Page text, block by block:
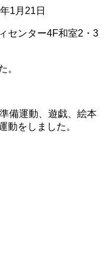
1月21日
センター4F和室2・3
。
備運動、遊戯、絵本
動をしました。